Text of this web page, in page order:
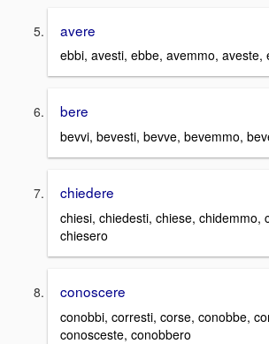
avere
ebbi, avesti, ebbe, avemmo, aveste,
bere
bevvi, bevesti, bevve, bevemmo,
chiedere
chiesi, chiedesti, chiese, chidemmo,
chiesero
conoscere
conobbi, corresti, corse, conobbe,
conosceste, conobbero